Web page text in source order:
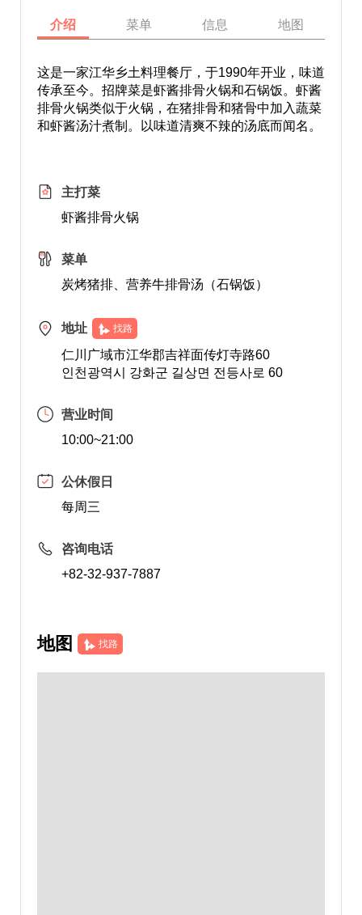
介绍 菜单 信息 地图
这是一家江华乡土料理餐厅，于1990年开业，味道
传承至今。招牌菜是虾酱排骨火锅和石锅饭。虾酱
排骨火锅类似于火锅，在猪排骨和猪骨中加入蔬菜
和虾酱汤汁煮制。以味道清爽不辣的汤底而闻名。
主打菜
虾酱排骨火锅
菜单
炭烤猪排、营养牛排骨汤（石锅饭）
地址 找路
仁川广域市江华郡吉祥面传灯寺路60
인천광역시 강화군 길상면 전등사로 60
营业时间
10:00~21:00
公休假日
每周三
咨询电话
+82-32-937-7887
地图 找路